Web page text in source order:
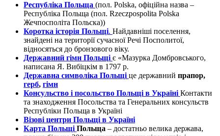
Республіка Польща (пол. Polska, офіційна назва –
Республіка Польща (пол. Rzeczpospolita Polska
Жечпосполіта Польска))
Коротка історія Польщі. Найдавніші поселення,
знайдені на території сучасної Речі Посполитої,
відносяться до бронзового віку.
Державний гімн Польщі є «Мазурка Домбровського,
написана Я. Вибіцкім в 1797 р.
Державна символіка Польщі це державний прапор,
герб, гімн
Консульство і посольство Польщі в Україні Контакти
та знаходження Посольства та Генеральних консульств
Республіки Польща в Україні
Візові центри Польщі в Україні
Карта Польщі Польща – достатньо велика держава,